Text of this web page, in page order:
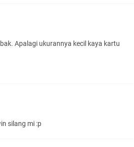
Apalagi ukurannya kecil kaya kartu
silang mi :p